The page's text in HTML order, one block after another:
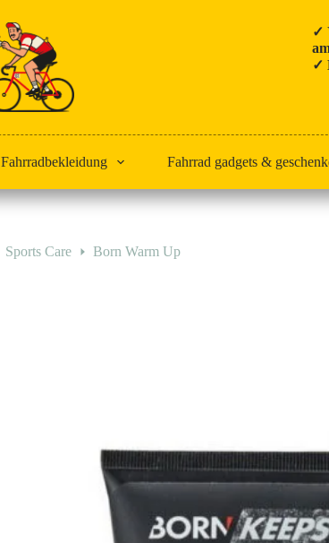
✓
✓
Fahrradbekleidung Fahrrad gadgets &
Sports Care Born Warm Up